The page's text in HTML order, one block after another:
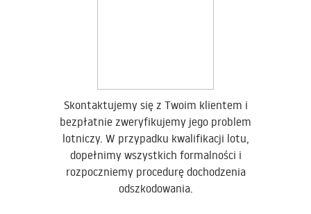
Skontaktujemy się z Twoim klientem i
bezpłatnie zweryfikujemy jego problem
lotniczy. W przypadku kwalifikacji lotu,
dopełnimy wszystkich formalności i
rozpoczniemy procedurę dochodzenia
odszkodowania.